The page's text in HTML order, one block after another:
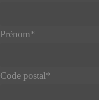
Prénom*
Code postal*